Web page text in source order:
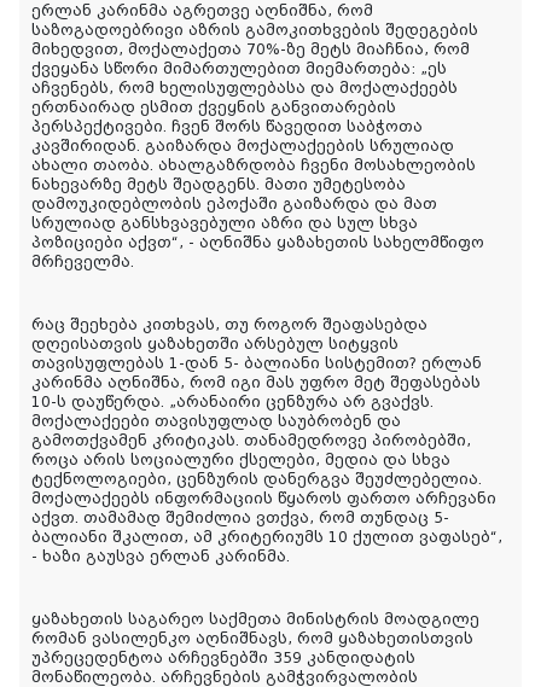
ერლან კარინმა აგრეთვე აღნიშნა, რომ
საზოგადოებრივი აზრის გამოკითხვების შედეგების
მიხედვით, მოქალაქეთა 70%-ზე მეტს მიაჩნია, რომ
ქვეყანა სწორი მიმართულებით მიემართება: „ეს
აჩვენებს, რომ ხელისუფლებასა და მოქალაქეებს
ერთნაირად ესმით ქვეყნის განვითარების
პერსპექტივები. ჩვენ შორს წავედით საბჭოთა
კავშირიდან. გაიზარდა მოქალაქეების სრულიად
ახალი თაობა. ახალგაზრდობა ჩვენი მოსახლეობის
ნახევარზე მეტს შეადგენს. მათი უმეტესობა
დამოუკიდებლობის ეპოქაში გაიზარდა და მათ
სრულიად განსხვავებული აზრი და სულ სხვა
პოზიციები აქვთ“, - აღნიშნა ყაზახეთის სახელმწიფო
მრჩეველმა.
რაც შეეხება კითხვას, თუ როგორ შეაფასებდა
დღეისათვის ყაზახეთში არსებულ სიტყვის
თავისუფლებას 1-დან 5- ბალიანი სისტემით? ერლან
კარინმა აღნიშნა, რომ იგი მას უფრო მეტ შეფასებას
10-ს დაუწერდა. „არანაირი ცენზურა არ გვაქვს.
მოქალაქეები თავისუფლად საუბრობენ და
გამოთქვამენ კრიტიკას. თანამედროვე პირობებში,
როცა არის სოციალური ქსელები, მედია და სხვა
ტექნოლოგიები, ცენზურის დანერგვა შეუძლებელია.
მოქალაქეებს ინფორმაციის წყაროს ფართო არჩევანი
აქვთ. თამამად შემიძლია ვთქვა, რომ თუნდაც 5-
ბალიანი შკალით, ამ კრიტერიუმს 10 ქულით ვაფასებ“,
- ხაზი გაუსვა ერლან კარინმა.
ყაზახეთის საგარეო საქმეთა მინისტრის მოადგილე
რომან ვასილენკო აღნიშნავს, რომ ყაზახეთისთვის
უპრეცედენტოა არჩევნებში 359 კანდიდატის
მონაწილეობა. არჩევნების გამჭვირვალობის